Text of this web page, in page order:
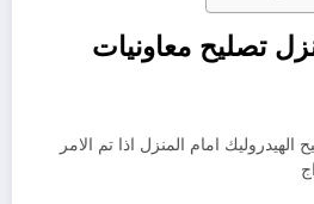
تصليح معاونيات
امام المنزل اذا تم الامر